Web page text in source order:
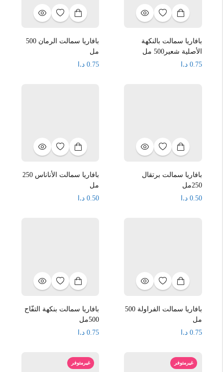
بافاريا سمالت بالنكهة
الأصلية شعير500 مل
0.75 د.ا
بافاريا سمالت الرمان 500
مل
0.75 د.ا
بافاريا سمالت برتقال
250مل
0.50 د.ا
بافاريا سمالت الأناناس 250
مل
0.50 د.ا
بافاريا سمالت الفراولة 500
مل
0.75 د.ا
بافاريا سمالت بنكهة التفّاح
500مل
0.75 د.ا
غيرمتوفر غيرمتوفر